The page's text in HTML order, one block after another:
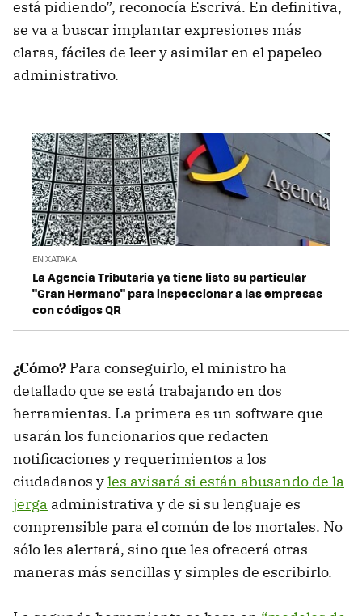
está pidiendo”, reconocía Escrivá. En definitiva,
se va a buscar implantar expresiones más
claras, fáciles de leer y asimilar en el papeleo
administrativo.
EN XATAKA
La Agencia Tributaria ya tiene listo su particular
"Gran Hermano" para inspeccionar a las empresas
con códigos QR
¿Cómo? Para conseguirlo, el ministro ha
detallado que se está trabajando en dos
herramientas. La primera es un software que
usarán los funcionarios que redacten
notificaciones y requerimientos a los
ciudadanos yles avisará si están abusando de la
jerga administrativa y de si su lenguaje es
comprensible para el común de los mortales. No
sólo les alertará, sino que les ofrecerá otras
maneras más sencillas y simples de escribirlo.